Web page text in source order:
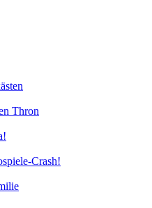
Thron
Crash!